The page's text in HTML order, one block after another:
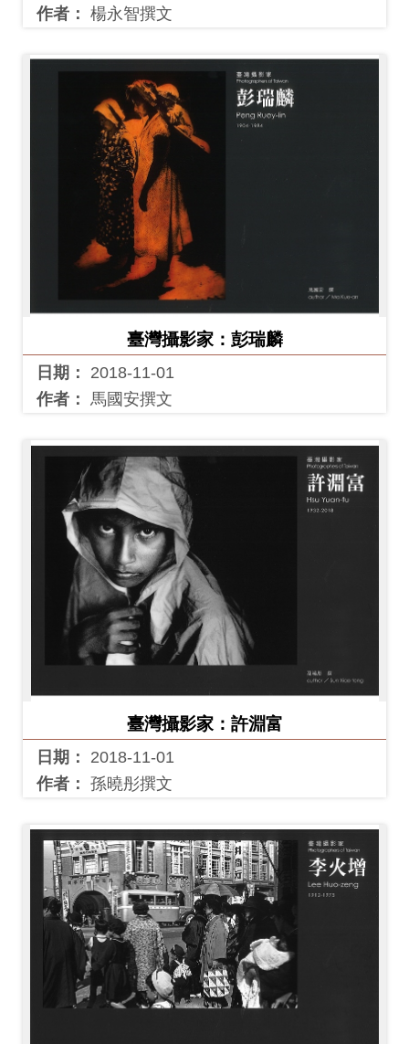
作者： 楊永智撰文
臺灣攝影家：彭瑞麟
日期：
2018-11-01
作者：
馬國安撰文
臺灣攝影家：許淵富
日期：
2018-11-01
作者： 孫曉彤撰文